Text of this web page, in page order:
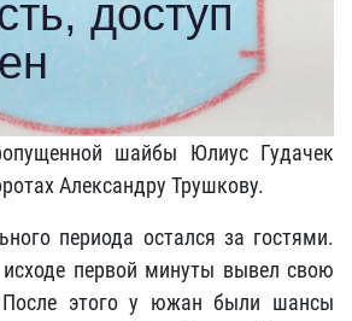
шайбы Юлиус Гудачек
Александру Трушкову.
периода остался за гостями.
первой минуты вывел свою
После этого у южан были шансы